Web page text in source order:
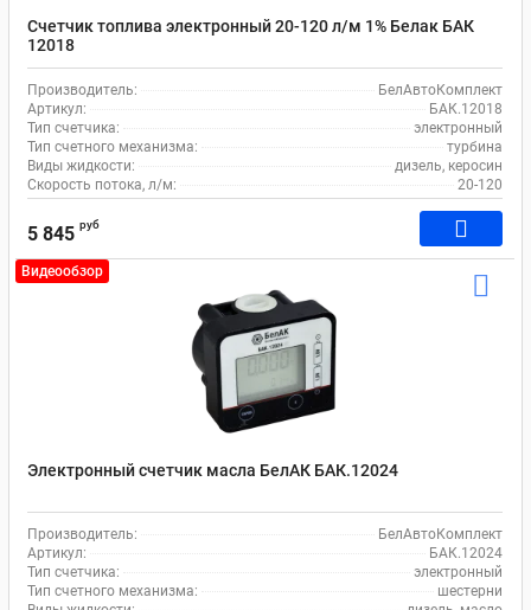
Счетчик топлива электронный 20-120 л/м 1% Белак БАК
12018
Производитель:
БелАвтоКомплект
Артикул:
БАК.12018
Тип счетчика:
электронный
Тип счетного механизма:
турбина
Виды жидкости:
дизель, керосин
Скорость потока, л/м:
20-120
5 845 руб
Видеообзор
Электронный счетчик масла БелАК БАК.12024
Производитель:
БелАвтоКомплект
Артикул:
БАК.12024
Тип счетчика:
электронный
Тип счетного механизма:
шестерни